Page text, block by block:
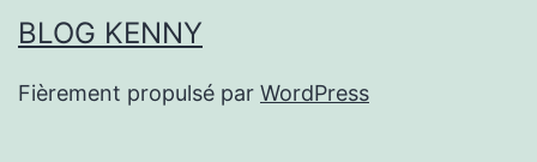
BLOG KENNY
Fièrement propulsé par WordPress